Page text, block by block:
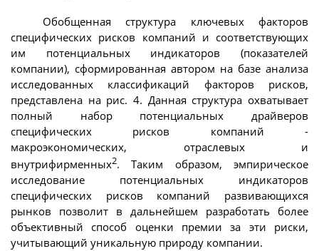
Обобщенная структура ключевых факторов
специфических рисков компаний и соответствующих
им потенциальных индикаторов (показателей
компании), сформированная автором на базе анализа
исследованных классификаций факторов рисков,
представлена на рис. 4. Данная структура охватывает
полный набор потенциальных драйверов
специфических рисков компаний -
макроэкономических, отраслевых и
внутрифирменных2. Таким образом, эмпирическое
исследование потенциальных индикаторов
специфических рисков компаний развивающихся
рынков позволит в дальнейшем разработать более
объективный способ оценки премии за эти риски,
учитывающий уникальную природу компании.